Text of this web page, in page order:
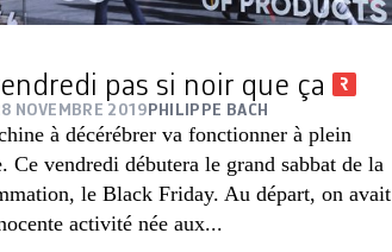
pas si noir que ça
NOVEMBRE 2019 PHILIPPE BACH
à décérébrer va fonctionner à plein
Ce vendredi débutera le grand sabbat de la
le Black Friday. Au départ, on avait
activité née aux...